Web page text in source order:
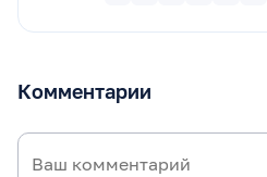
Комментарии